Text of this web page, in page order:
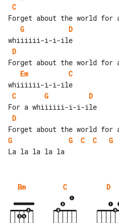
C
G
D
D
Em
C
C
G
D
D
G
G C C
G
Bm C D